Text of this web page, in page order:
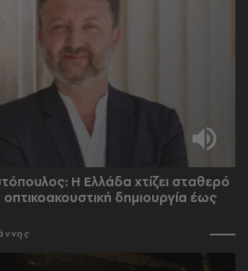
Η Ελλάδα χτίζει σταθερό
οπτικοακουστική δημιουργία έως